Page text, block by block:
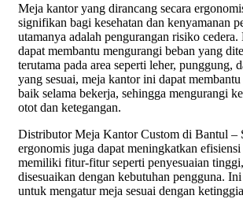
Meja kantor yang dirancang secara
signifikan bagi kesehatan dan kenyamanan
utamanya adalah pengurangan risiko
dapat membantu mengurangi beban yang
terutama pada area seperti leher, punggung,
yang sesuai, meja kantor ini dapat
baik selama bekerja, sehingga mengurangi
otot dan ketegangan.
Distributor Meja Kantor Custom di Bantul –
ergonomis juga dapat meningkatkan
memiliki fitur-fitur seperti penyesuaian
disesuaikan dengan kebutuhan pengguna.
untuk mengatur meja sesuai dengan